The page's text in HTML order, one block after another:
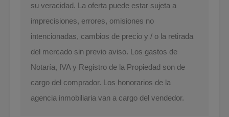
su veracidad. La oferta puede estar sujeta a
imprecisiones, errores, omisiones no
intencionadas, cambios de precio y / o la retirada
del mercado sin previo aviso. Los gastos de
Notaría, IVA y Registro de la Propiedad son de
cargo del comprador. Los honorarios de la
agencia inmobiliaria van a cargo del vendedor.